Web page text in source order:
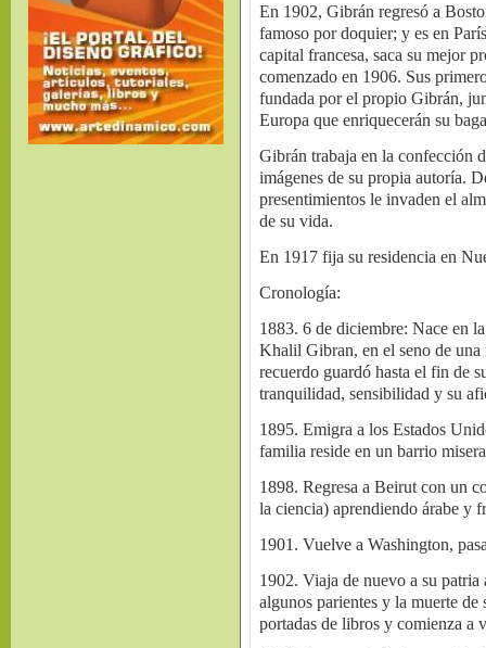
En 1902, Gibrán regresó a
famoso por doquier; y es en
capital francesa, saca su mejor
comenzado en 1906. Sus
fundada por el propio Gibrán,
Europa que enriquecerán su
Gibrán trabaja en la confección
imágenes de su propia autoría.
presentimientos le invaden el
de su vida.
En 1917 fija su residencia en
Cronología:
1883. 6 de diciembre: Nace en
Khalil Gibran, en el seno de una
recuerdo guardó hasta el fin de
tranquilidad, sensibilidad y su
1895. Emigra a los Estados
familia reside en un barrio
1898. Regresa a Beirut con un
la ciencia) aprendiendo árabe y
1901. Vuelve a Washington,
1902. Viaja de nuevo a su
algunos parientes y la muerte
portadas de libros y comienza a